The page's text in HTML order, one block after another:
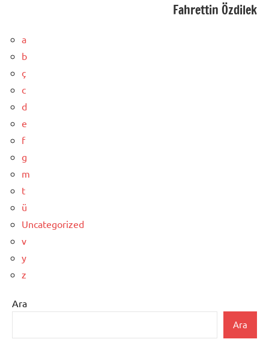
Fahrettin Özdilek
a
b
ç
c
d
e
f
g
m
t
ü
Uncategorized
v
y
z
Ara
Ara